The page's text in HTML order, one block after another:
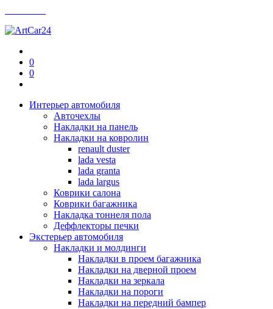
0
0
Интерьер автомобиля
Авточехлы
Накладки на панель
Накладки на ковролин
renault duster
lada vesta
lada granta
lada largus
Коврики салона
Коврики багажника
Накладка тоннеля пола
Деффлекторы печки
Экстерьер автомобиля
Накладки и молдинги
Накладки в проем багажника
Накладки на дверной проем
Накладки на зеркала
Накладки на пороги
Накладки на передний бампер